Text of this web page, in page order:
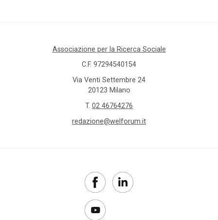
Associazione per la Ricerca Sociale
C.F. 97294540154
Via Venti Settembre 24
20123 Milano
T. 02 46764276
redazione@welforum.it